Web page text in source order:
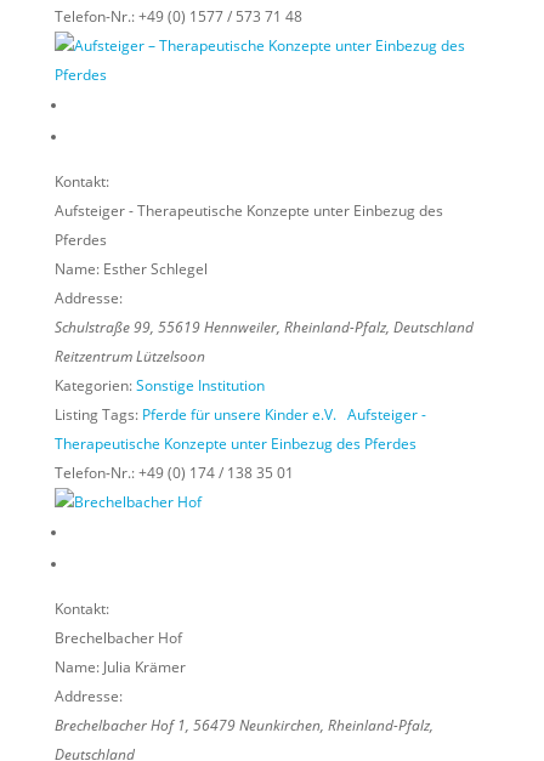
Telefon-Nr.:+49 (0) 1577 / 573 71 48
Kontakt:
Aufsteiger - Therapeutische Konzepte unter Einbezug des
Pferdes
Name: Esther Schlegel
Addresse:
Schulstraße 99, 55619Hennweiler, Rheinland-Pfalz, Deutschland
Reitzentrum Lützelsoon
Kategorien:Sonstige Institution
Listing Tags: Pferde für unsere Kinder e.V. Aufsteiger -
Therapeutische Konzepte unter Einbezug des Pferdes
Telefon-Nr.:+49 (0) 174 / 138 35 01
Kontakt:
Brechelbacher Hof
Name: Julia Krämer
Addresse:
Brechelbacher Hof 1, 56479Neunkirchen, Rheinland-Pfalz,
Deutschland